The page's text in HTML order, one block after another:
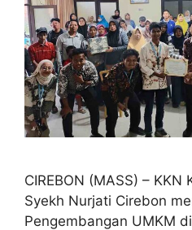
CIREBON (MASS) –
Syekh Nurjati Cirebon
Pengembangan UMKM